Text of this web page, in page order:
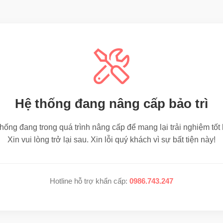
Hệ thống đang nâng cấp bảo trì
đang trong quá trình nâng cấp để mang lại trải nghiệm tốt
Xin vui lòng trở lại sau. Xin lỗi quý khách vì sự bất tiện này!
Hotline hỗ trợ khẩn cấp: 0986.743.247